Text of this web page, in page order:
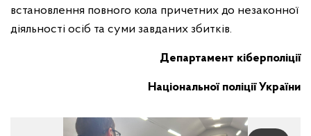
встановлення повного кола причетних до незаконної
діяльності осіб та суми завданих збитків.
Департамент кіберполіції
Національної поліції України